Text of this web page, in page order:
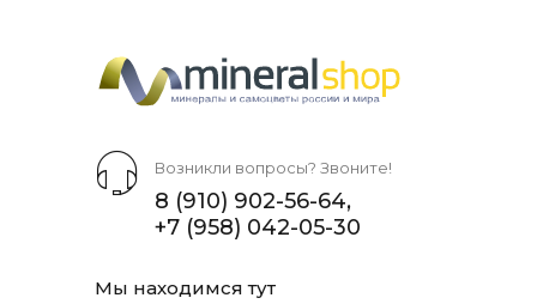
Возникли вопросы? Звоните!
8 (910) 902-56-64,
+7 (958) 042-05-30
Мы находимся тут